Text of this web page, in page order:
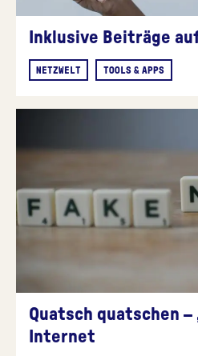
Inklusive Beiträge
NETZWELT TOOLS & APPS
Quatsch quatschen –
Internet